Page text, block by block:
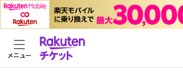
メニュー